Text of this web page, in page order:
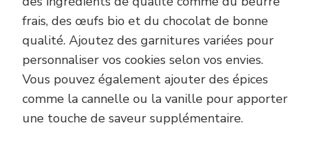
frais, des œufs bio et du chocolat de bonne
qualité. Ajoutez des garnitures variées pour
personnaliser vos cookies selon vos envies.
Vous pouvez également ajouter des épices
comme la cannelle ou la vanille pour apporter
une touche de saveur supplémentaire.